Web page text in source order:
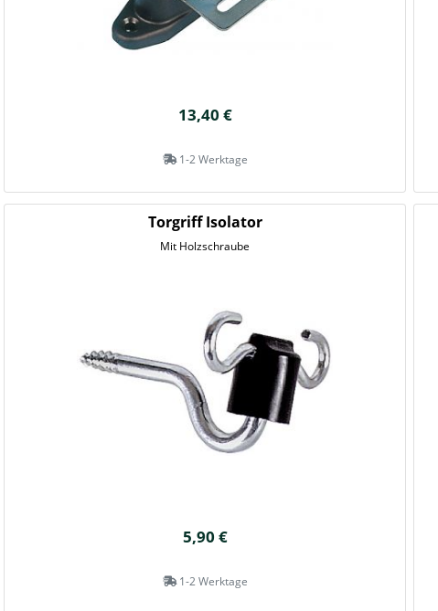
13,40 €
1-2 Werktage
Torgriff Isolator
Mit Holzschraube
5,90 €
1-2 Werktage